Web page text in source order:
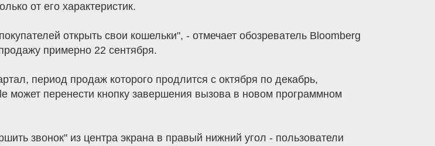
от его характеристик.
открыть свои кошельки", - отмечает обозреватель Bloomberg
примерно 22 сентября.
период продаж которого продлится с октября по декабрь,
может перенести кнопку завершения вызова в новом программном
звонок" из центра экрана в правый нижний угол - пользователи